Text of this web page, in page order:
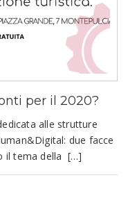
per il 2020?
alle strutture
due facce
il tema della […]